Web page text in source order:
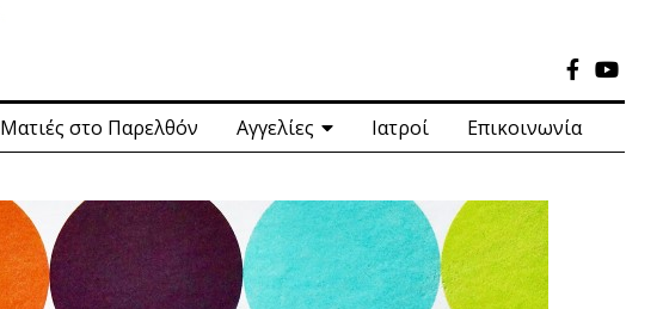
Ματιές στο Παρελθόν Αγγελίες Ιατροί Επικοινωνία